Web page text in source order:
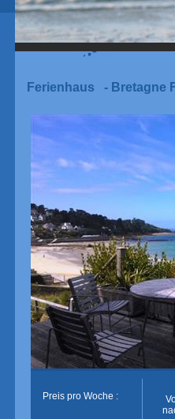
Ferienhaus - Bretagne
Preis pro Woche :